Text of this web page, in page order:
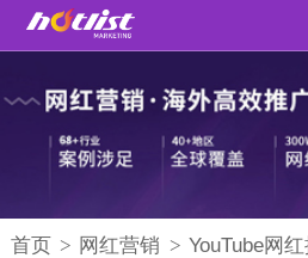
首页 > 网红营销 > YouTube网